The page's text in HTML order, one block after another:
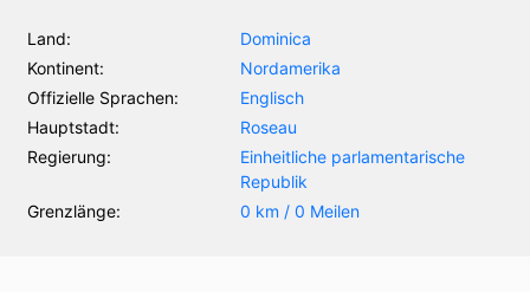
Land:
Dominica
Kontinent:
Nordamerika
Offizielle Sprachen:
Englisch
Hauptstadt:
Roseau
Regierung:
Einheitliche parlamentarische
Republik
Grenzlänge:
0 km / 0 Meilen